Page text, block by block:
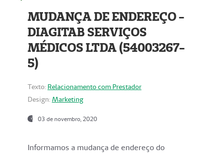
MUDANÇA DE ENDEREÇO -
DIAGITAB SERVIÇOS
MÉDICOS LTDA (54003267-
5)
Texto: Relacionamento com Prestador
Design: Marketing
03 de novembro, 2020
Informamos a mudança de endereço do